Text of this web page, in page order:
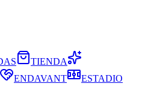
TIENDA
ENDAVANT ESTADIO